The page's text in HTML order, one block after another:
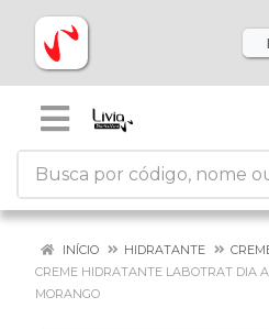
INÍCIO HIDRATANTE
CREME HIDRATANTE LABOTRAT DIA
MORANGO